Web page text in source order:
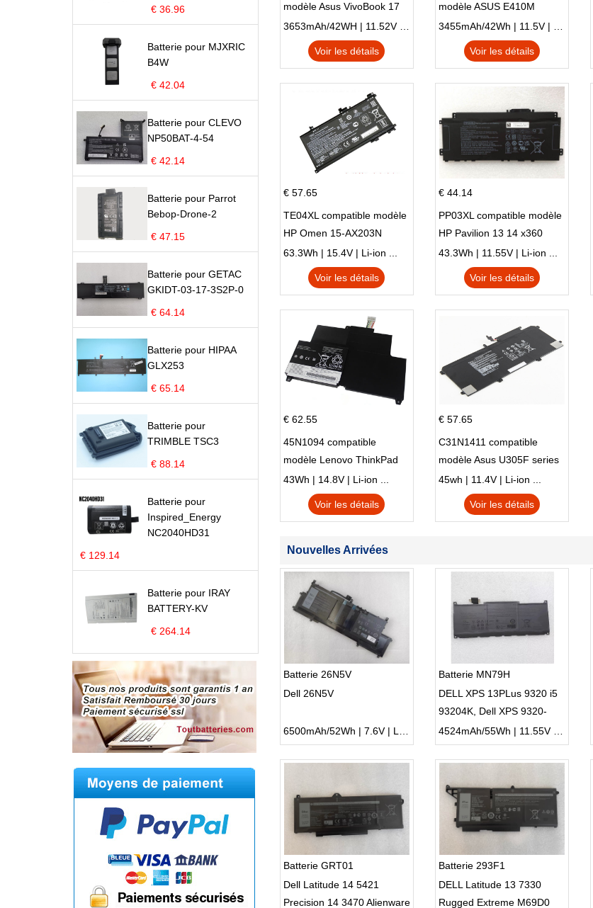
€ 36.96
Batterie pour MJXRIC
B4W
€ 42.04
Batterie pour CLEVO
NP50BAT-4-54
€ 42.14
Batterie pour Parrot
Bebop-Drone-2
€ 47.15
Batterie pour GETAC
GKIDT-03-17-3S2P-0
€ 64.14
Batterie pour HIPAA
GLX253
€ 65.14
Batterie pour
TRIMBLE TSC3
€ 88.14
Batterie pour
Inspired_Energy
NC2040HD31
€ 129.14
Batterie pour IRAY
BATTERY-KV
€ 264.14
modèle Asus VivoBook 17
X705NC X705UA X705UV
X705UN X705UD
Voir les détails
modèle ASUS E410M
E410MA L410MA
Voir les détails
€ 57.65
TE04XL compatible modèle
HP Omen 15-AX203N
Omen 15 Series Pavilion 15
Series
63.3Wh | 15.4V | Li-ion ...
Voir les détails
€ 44.14
PP03XL compatible modèle
HP Pavilion 13 14 x360
L83388-AC1 L83388-421
HSTNN-LB8S M01118-421
M01144-005 13-BB 14-DV
43.3Wh | 11.55V | Li-ion ...
Voir les détails
€ 62.55
45N1094 compatible
modèle Lenovo ThinkPad
Edge S230u Twist
43Wh | 14.8V | Li-ion ...
Voir les détails
€ 57.65
C31N1411 compatible
modèle Asus U305F series
45wh | 11.4V | Li-ion ...
Voir les détails
Nouvelles Arrivées
Batterie 26N5V
Dell 26N5V
Batterie MN79H
DELL XPS 13PLus 9320 i5
93204K, Dell XPS 9320-
7523BLK-PUS
Batterie GRT01
Dell Latitude 14 5421
Precision 14 3470 Alienware
Batterie 293F1
DELL Latitude 13 7330
Rugged Extreme M69D0